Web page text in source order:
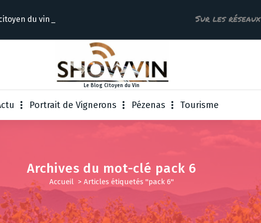
Sur les réseaux
Le Blog Citoyen du Vin
Portrait de Vignerons Pézenas Tourisme
Archives du mot-clé pack 6
Accueil > Articles étiquetés "pack 6"